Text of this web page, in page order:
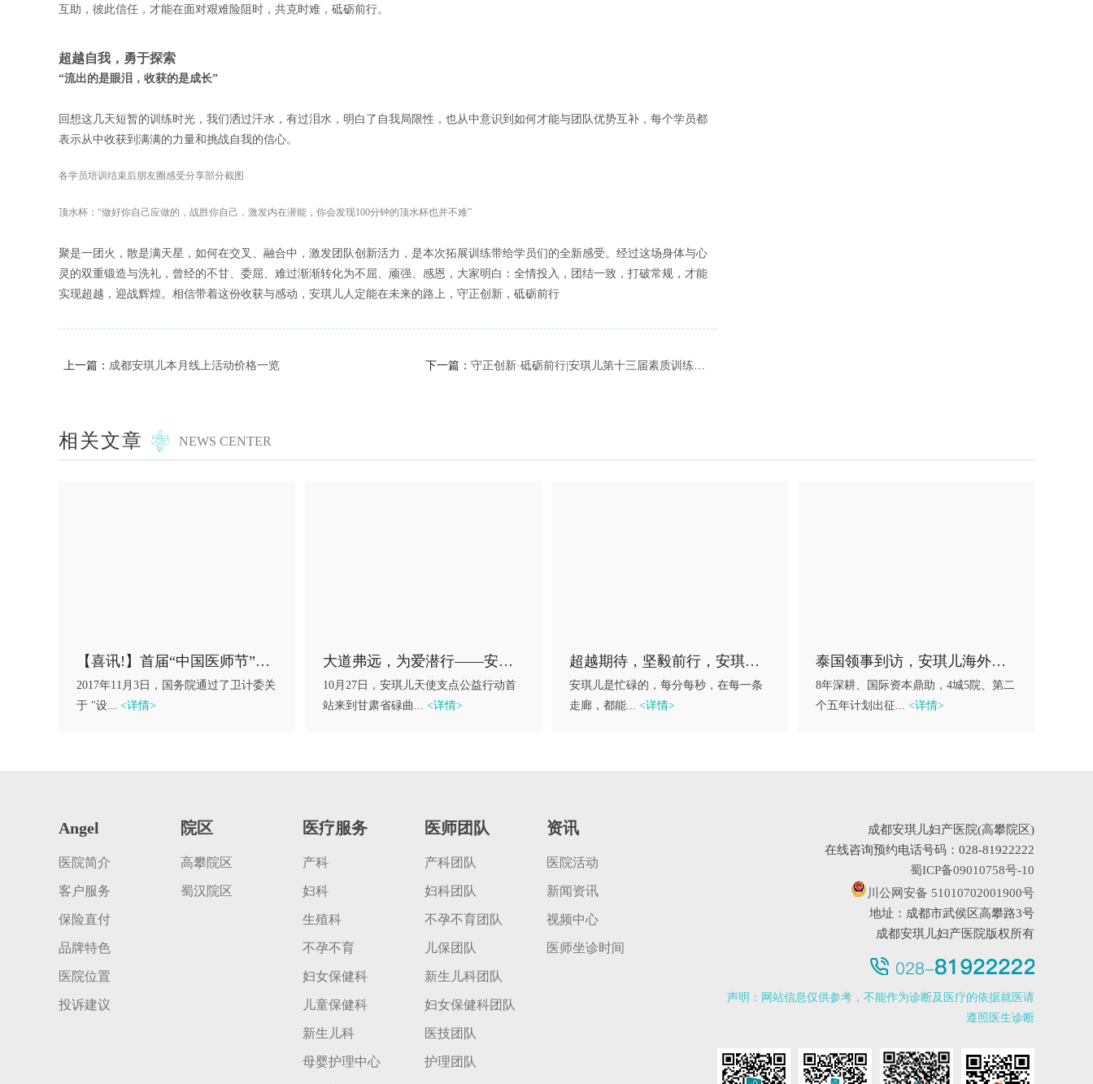
互助，彼此信任，才能在面对艰难险阻时，共克时难，砥砺前行。
超越自我，勇于探索
“流出的是眼泪，收获的是成长”
回想这几天短暂的训练时光，我们洒过汗水，有过泪水，明白了自我局限性，也从中意识到如何才能与团队优势互补，每个学员都
表示从中收获到满满的力量和挑战自我的信心。
各学员培训结束后朋友圈感受分享部分截图
顶水杯：“做好你自己应做的，战胜你自己，激发内在潜能，你会发现100分钟的顶水杯也并不难”
聚是一团火，散是满天星，如何在交叉、融合中，激发团队创新活力，是本次拓展训练带给学员们的全新感受。经过这场身体与心
灵的双重锻造与洗礼，曾经的不甘、委屈、难过渐渐转化为不屈、顽强、感恩，大家明白：全情投入，团结一致，打破常规，才能
实现超越，迎战辉煌。相信带着这份收获与感动，安琪儿人定能在未来的路上，守正创新，砥砺前行
上一篇： 成都安琪儿本月线上活动价格一览 下一篇： 守正创新·砥砺前行|安琪儿第十三届素质训练营圆满结束
相关文章 NEWS CENTER
【喜讯!】首届“中国医师节”表彰大会，安琪儿优秀医师斩获殊荣!
2017年11月3日，国务院通过了卫计委关
于 "设... <详情>
大道弗远，为爱潜行——安琪儿“天使支点”公益活动首站起航
10月27日，安琪儿天使支点公益行动首
站来到甘肃省碌曲... <详情>
超越期待，坚毅前行，安琪儿给你带来更多的感动！
安琪儿是忙碌的，每分每秒，在每一条
走廊，都能... <详情>
泰国领事到访，安琪儿海外初谋
8年深耕、国际资本鼎助，4城5院、第二
个五年计划出征... <详情>
Angel
医院简介
客户服务
保险直付
品牌特色
医院位置
投诉建议
院区
高攀院区
蜀汉院区
医疗服务
产科
妇科
生殖科
不孕不育
妇女保健科
儿童保健科
新生儿科
母婴护理中心
医师团队
产科团队
妇科团队
不孕不育团队
儿保团队
新生儿科团队
妇女保健科团队
医技团队
护理团队
资讯
医院活动
新闻资讯
视频中心
医师坐诊时间
成都安琪儿妇产医院(高攀院区)
在线咨询预约电话号码：028-81922222
蜀ICP备09010758号-10
川公网安备 51010702001900号
地址：成都市武侯区高攀路3号
成都安琪儿妇产医院版权所有
声明：网站信息仅供参考，不能作为诊断及医疗的依据就医请
遵照医生诊断